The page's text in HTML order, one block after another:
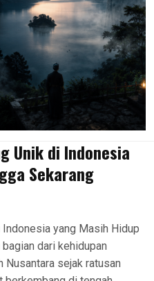
Unik di Indonesia
Sekarang
yang Masih Hidup
dari kehidupan
Nusantara sejak ratusan